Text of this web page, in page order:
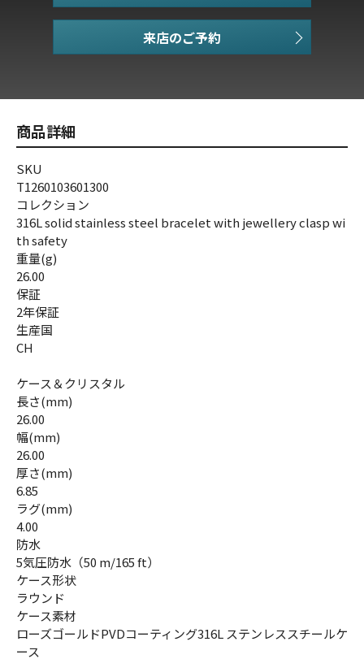
商品詳細
SKU
T1260103601300
コレクション
316L solid stainless steel bracelet with jewellery clasp wi
th safety
重量(g)
26.00
保証
2年保証
生産国
CH
ケース＆クリスタル
長さ(mm)
26.00
幅(mm)
26.00
厚さ(mm)
6.85
ラグ(mm)
4.00
防水
5気圧防水（50 m/165 ft）
ケース形状
ラウンド
ケース素材
ローズゴールドPVDコーティング316L ステンレススチールケ
ース